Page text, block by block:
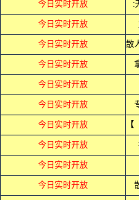
今日实时开放 :
今日实时开放
今日实时开放
今日实时开放
今日实时开放
今日实时开放
今日实时开放
今日实时开放
今日实时开放
今日实时开放